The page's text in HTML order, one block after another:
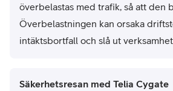
överbelastas med trafik, så att den
Överbelastningen kan orsaka
intäktsbortfall och slå ut
Säkerhetsresan med Telia Cygate